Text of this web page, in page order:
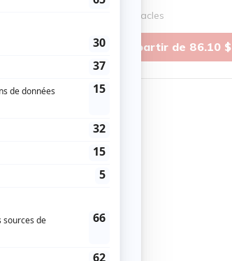
Forfait de spectacles
À partir de 86.10 $